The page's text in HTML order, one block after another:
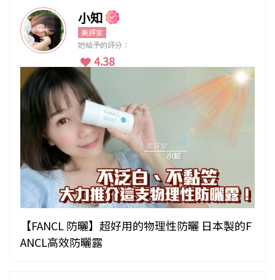
小知
美評家
她給予的評分：
4.38
【FANCL 防曬】超好用的物理性防曬 日本製的F
ANCL高效防曬露